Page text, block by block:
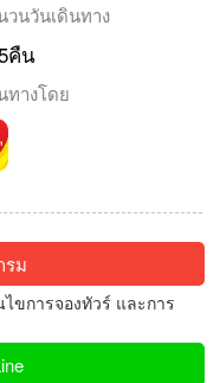
วนวันเดินทาง
คืน
ทางโดย
ม
ขการจองทัวร์ และการ